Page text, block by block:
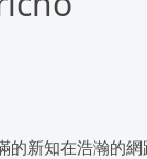
的新知在浩瀚的